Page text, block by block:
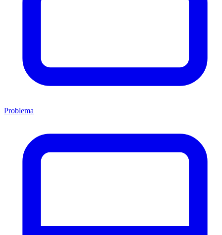
Problema